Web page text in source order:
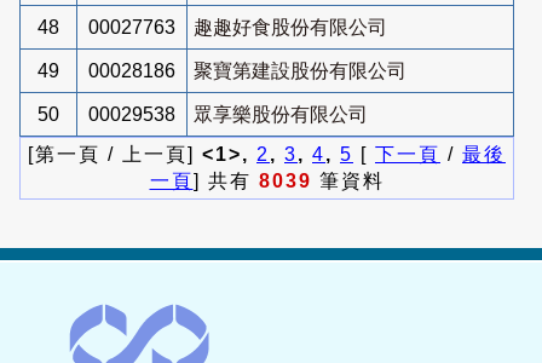
48 00027763 趣趣好食股份有限公司
49 00028186 聚寶第建設股份有限公司
50 00029538
眾享樂股份有限公司
[第一頁 / 上一頁] <1>, 2 , 3, 4, 5 [ 下一頁 / 最後
一頁] 共有 8039 筆資料